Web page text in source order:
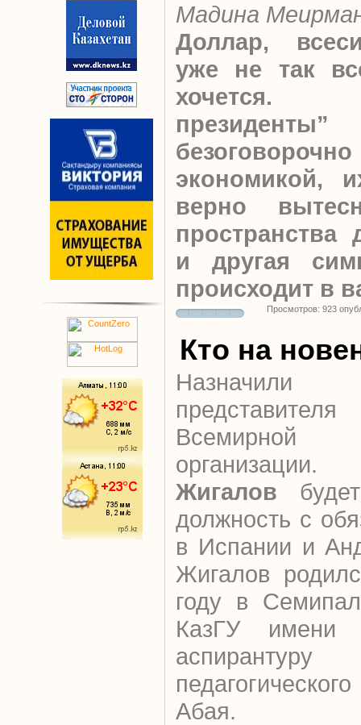
Мадина
Доллар,
уже не так
хочется.
экономикой,
верно
пространства
и другая
происходит в
Просмотров: 923
Кто на
Назначили
Жигалов
должность с
в Испании и
Жигалов
году в
КазГУ
Абая.